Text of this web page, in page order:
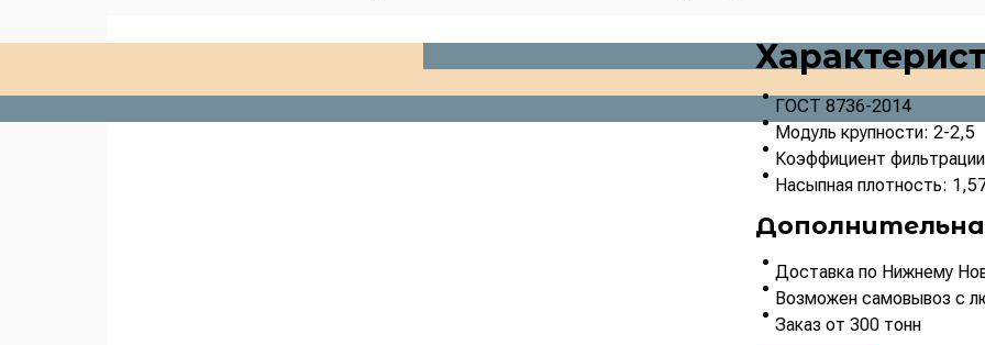
ГОСТ 8736-2014
Модуль крупности: 2-2,5
Коэффициент
Насыпная плотность:
Доставка по Нижнему
Возможен самовывоз с
Заказ от 300 тонн